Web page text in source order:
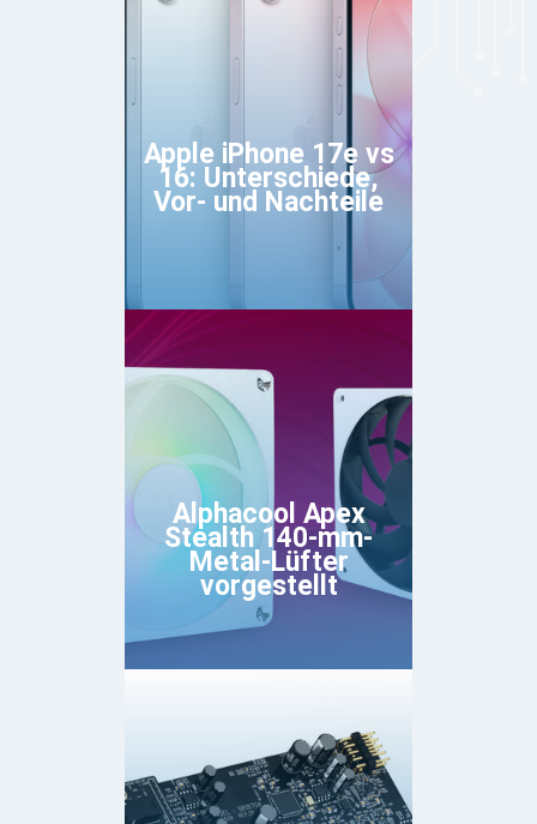
Apple iPhone 17e vs
16: Unterschiede,
Vor- und Nachteile
Alphacool Apex
Stealth 140-mm-
Metal-Lüfter
vorgestellt